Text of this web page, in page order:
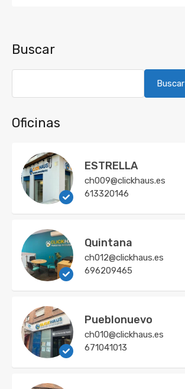
Buscar
Buscar
Oficinas
ESTRELLA
ch009@clickhaus.es
613320146
Quintana
ch012@clickhaus.es
696209465
Pueblonuevo
ch010@clickhaus.es
671041013